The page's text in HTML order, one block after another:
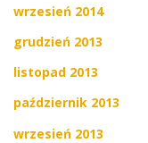
wrzesień 2014
grudzień 2013
listopad 2013
październik 2013
wrzesień 2013